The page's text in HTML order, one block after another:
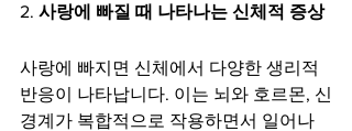
2. 사랑에 빠질 때 나타나는 신체적 증상
사랑에 빠지면 신체에서 다양한 생리적
반응이 나타납니다. 이는 뇌와 호르몬, 신
경계가 복합적으로 작용하면서 일어나